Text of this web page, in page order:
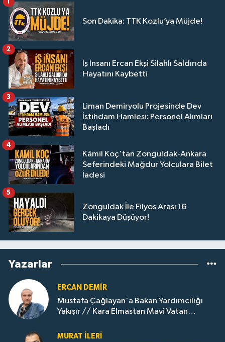
Son Dakika: TTK Kozlu’ya Müjde!
1
İş İnsanı Ercan Ekşi Silahlı Saldırıda
Hayatını Kaybetti
2
Liman Demiryolu Projesinde Dev
İstihdam Hamlesi: Personel Alımları
Başladı
3
Kâmil Koç'tan Zonguldak-Ankara
Seferindeki Mağdur Yolculara Bilet
İadesi
4
Zonguldak İle Filyos Arası 16
Dakikaya Düşüyor!
5
Yazarlar
ERCAN DEMIR
Mustafa Çağlayan'a Bakan Yardımcılığı
Yakışır // ​Kara Elmastan Mavi Vatan
MURAT İLERI